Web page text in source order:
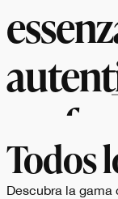
Todos
Descubra la